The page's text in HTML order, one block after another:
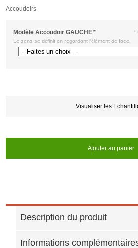
Accoudoirs
Modèle Accoudoir GAUCHE *
Le sens se définit en regardant l'élément de face.
*
Visualiser les
Ajouter au panier
Description du produit
Informations